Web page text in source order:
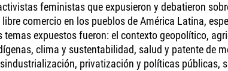
feministas que expusieron y debatieron
libre comercio en los pueblos de América Latina,
temas expuestos fueron: el contexto geopolítico,
clima y sustentabilidad, salud y patente de
privatización y políticas públicas,